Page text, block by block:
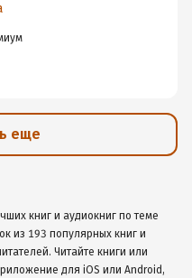
еще
книг и аудиокниг по теме
из 193 популярных книг и
Читайте книги или
для iOS или Android,